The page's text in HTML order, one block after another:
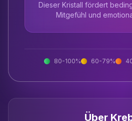
Dieser Kristall fördert
Mitgefühl und
80-100% 60-79%
Über